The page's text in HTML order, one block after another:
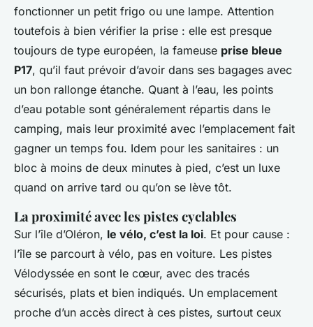
fonctionner un petit frigo ou une lampe. Attention
toutefois à bien vérifier la prise : elle est presque
toujours de type européen, la fameuse prise bleue
P17, qu’il faut prévoir d’avoir dans ses bagages avec
un bon rallonge étanche. Quant à l’eau, les points
d’eau potable sont généralement répartis dans le
camping, mais leur proximité avec l’emplacement fait
gagner un temps fou. Idem pour les sanitaires : un
bloc à moins de deux minutes à pied, c’est un luxe
quand on arrive tard ou qu’on se lève tôt.
La proximité avec les pistes cyclables
Sur l’île d’Oléron, le vélo, c’est la loi. Et pour cause :
l’île se parcourt à vélo, pas en voiture. Les pistes
Vélodyssée en sont le cœur, avec des tracés
sécurisés, plats et bien indiqués. Un emplacement
proche d’un accès direct à ces pistes, surtout ceux